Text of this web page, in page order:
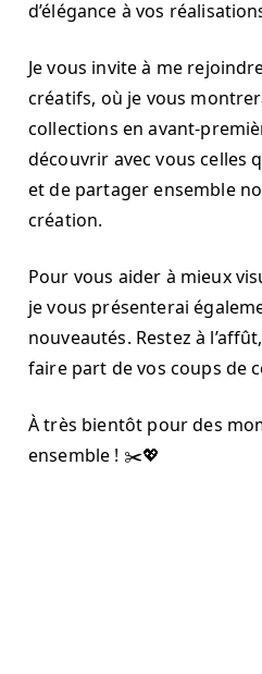
d’élégance à vos
Je vous invite à me
créatifs, où je vous
collections en avant-
découvrir avec vous celles
et de partager ensemble
création.
Pour vous aider à mieux
je vous présenterai
nouveautés. Restez à
faire part de vos coups de
À très bientôt pour des
ensemble ! ✂️💖